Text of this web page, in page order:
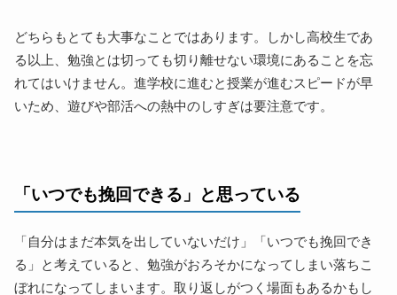
どちらもとても大事なことではあります。しかし高校生であ
る以上、勉強とは切っても切り離せない環境にあることを忘
れてはいけません。進学校に進むと授業が進むスピードが早
いため、遊びや部活への熱中のしすぎは要注意です。
「いつでも挽回できる」と思っている
「自分はまだ本気を出していないだけ」「いつでも挽回でき
る」と考えていると、勉強がおろそかになってしまい落ちこ
ぼれになってしまいます。取り返しがつく場面もあるかもし